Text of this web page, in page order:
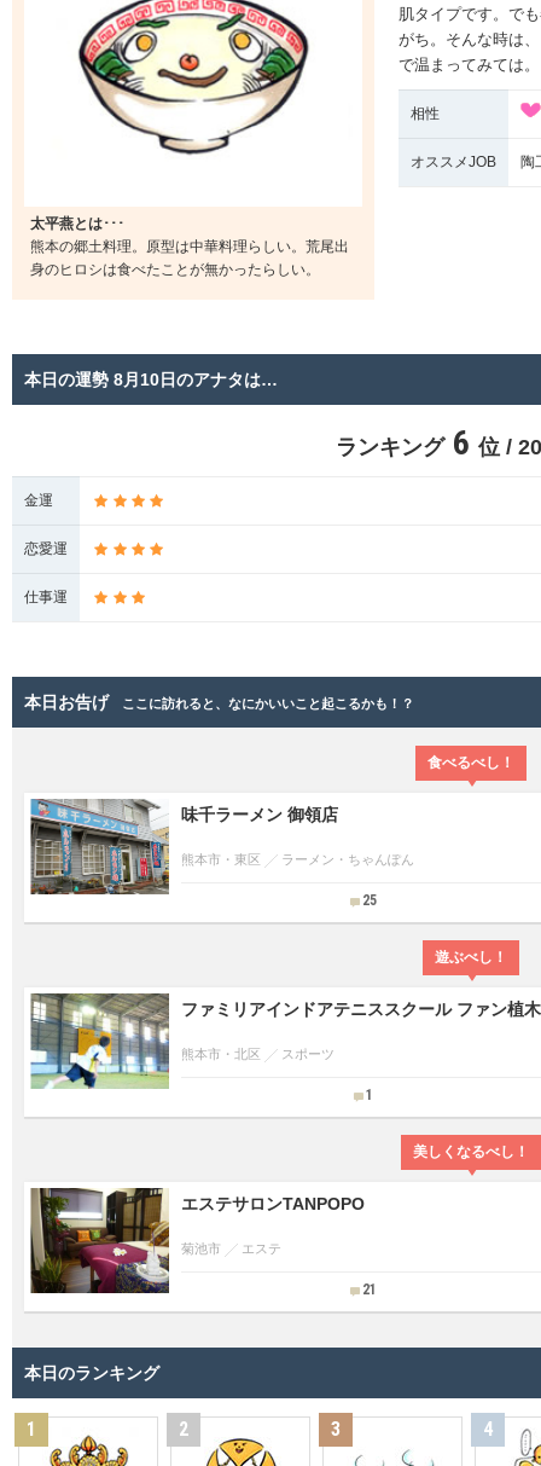
太平燕とは･･･
熊本の郷土料理。原型は中華料理らしい。荒尾出
身のヒロシは食べたことが無かったらしい。
肌タイプです。で
がち。そんな時は
で温まってみては。
相性
オススメJOB 陶
本日の運勢 8月10日のアナタは…
ランキング 6 位 /
金運
恋愛運
仕事運
本日お告げ ここに訪れると、なにかいいこと起こるかも！？
食べるべし！
味千ラーメン 御領店
熊本市・東区 ラーメン・ちゃんぽん
25
遊ぶべし！
ファミリアインドアテニススクール ファン植
熊本市・北区 スポーツ
1
美しくなるべし！
エステサロンTANPOPO
菊池市 エステ
21
本日のランキング
1 2 3 4